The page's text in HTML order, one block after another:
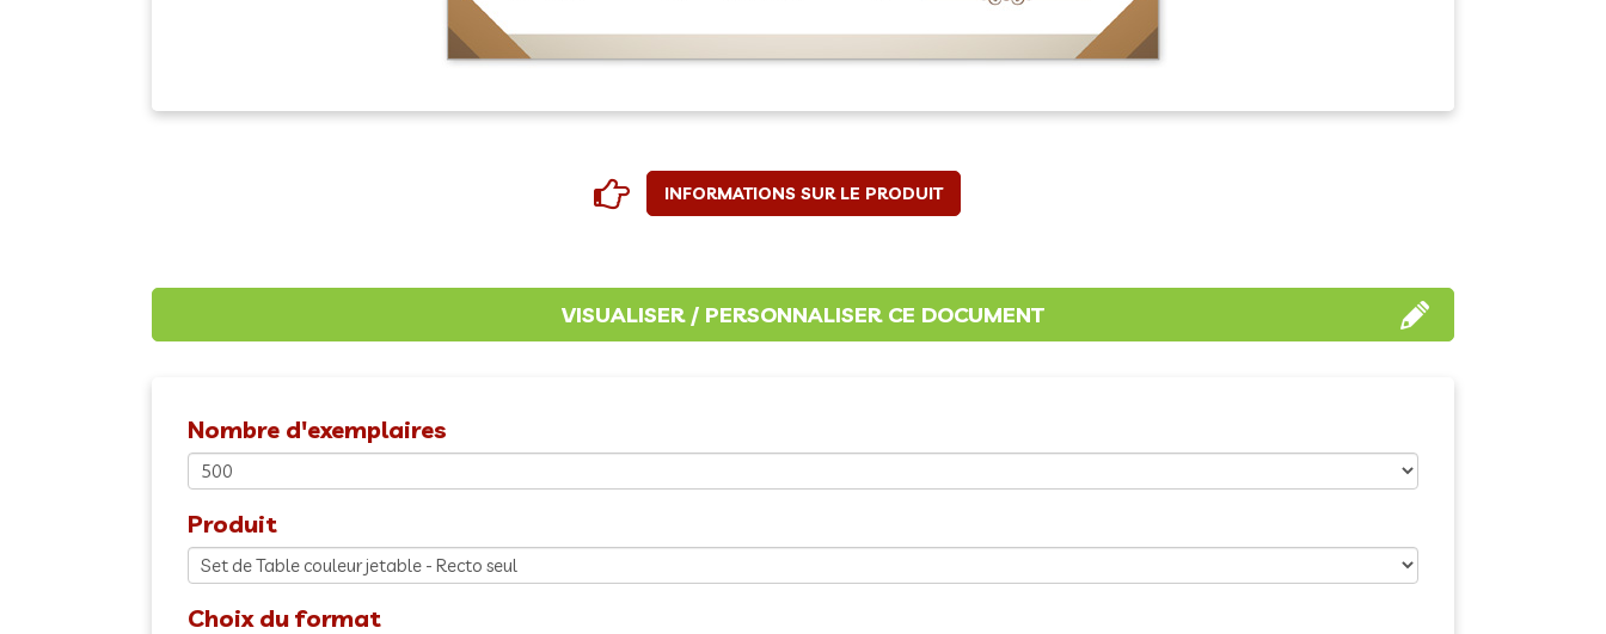
INFORMATIONS SUR LE PRODUIT
Nombre d'exemplaires
Produit
Choix du format